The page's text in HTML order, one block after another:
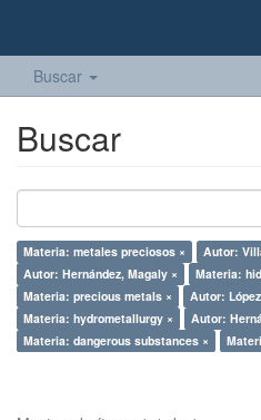
Buscar
Buscar
Materia: metales preciosos ×
Autor:
Autor: Hernández, Magaly ×
Materia:
Materia: precious metals ×
Autor:
Materia: hydrometallurgy ×
Autor:
Materia: dangerous substances ×